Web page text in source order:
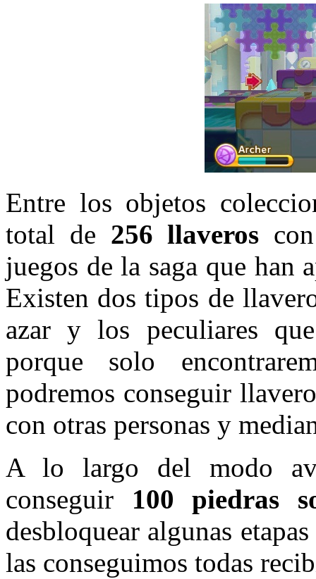
Entre los objetos
total de 256 llaveros
juegos de la saga que han
Existen dos tipos de
azar y los peculiares
porque solo
podremos conseguir
con otras personas y
A lo largo del modo
conseguir 100 piedras
desbloquear algunas
las conseguimos todas